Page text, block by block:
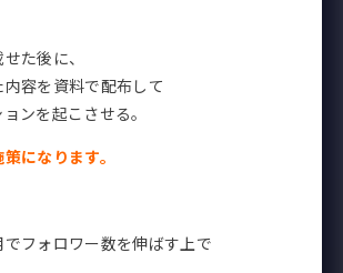
た後に、
容を資料で配布して
ンを起こさせる。
になります。
フォロワー数を伸ばす上で